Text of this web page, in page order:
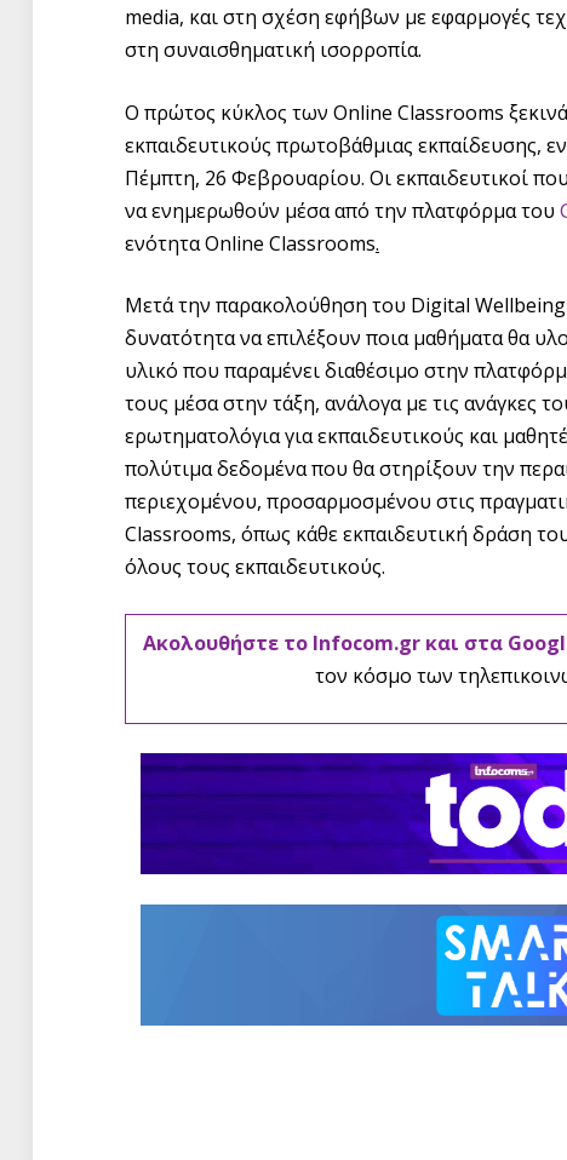
media, και στη σχέση εφήβων με εφαρμογές
στη συναισθηματική ισορροπία.
Ο πρώτος κύκλος των Οnline Classrooms
εκπαιδευτικούς πρωτοβάθμιας εκπαίδευσης,
Πέμπτη, 26 Φεβρουαρίου. Οι εκπαιδευτικοί
να ενημερωθούν μέσα από την πλατφόρμα του
ενότητα Online Classrooms.
Μετά την παρακολούθηση του Digital Wellbeing
δυνατότητα να επιλέξουν ποια μαθήματα θα
υλικό που παραμένει διαθέσιμο στην
τους μέσα στην τάξη, ανάλογα με τις ανάγκες
ερωτηματολόγια για εκπαιδευτικούς και
πολύτιμα δεδομένα που θα στηρίξουν την
περιεχομένου, προσαρμοσμένου στις
Classrooms, όπως κάθε εκπαιδευτική δράση
όλους τους εκπαιδευτικούς.
Ακολουθήστε το Infocom.gr και στα
τον κόσμο των